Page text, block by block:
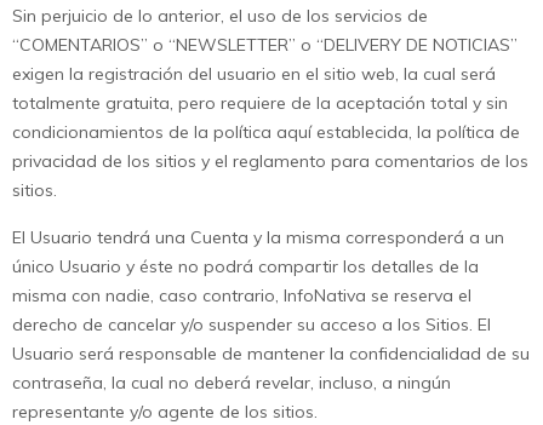
Sin perjuicio de lo anterior, el uso de los servicios de
“COMENTARIOS” o “NEWSLETTER” o “DELIVERY DE NOTICIAS”
exigen la registración del usuario en el sitio web, la cual será
totalmente gratuita, pero requiere de la aceptación total y sin
condicionamientos de la política aquí establecida, la política de
privacidad de los sitios y el reglamento para comentarios de los
sitios.
El Usuario tendrá una Cuenta y la misma corresponderá a un
único Usuario y éste no podrá compartir los detalles de la
misma con nadie, caso contrario, InfoNativa se reserva el
derecho de cancelar y/o suspender su acceso a los Sitios. El
Usuario será responsable de mantener la confidencialidad de su
contraseña, la cual no deberá revelar, incluso, a ningún
representante y/o agente de los sitios.